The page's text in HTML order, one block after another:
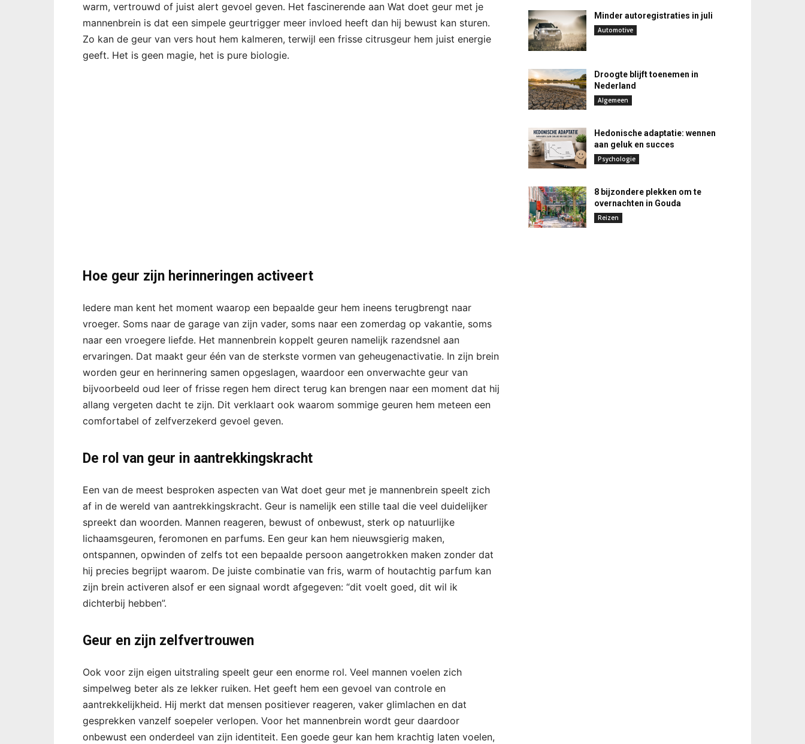
warm, vertrouwd of juist alert gevoel geven. Het fascinerende aan Wat doet geur met je
mannenbrein is dat een simpele geurtrigger meer invloed heeft dan hij bewust kan sturen.
Zo kan de geur van vers hout hem kalmeren, terwijl een frisse citrusgeur hem juist energie
geeft. Het is geen magie, het is pure biologie.
Hoe geur zijn herinneringen activeert
Iedere man kent het moment waarop een bepaalde geur hem ineens terugbrengt naar
vroeger. Soms naar de garage van zijn vader, soms naar een zomerdag op vakantie, soms
naar een vroegere liefde. Het mannenbrein koppelt geuren namelijk razendsnel aan
ervaringen. Dat maakt geur één van de sterkste vormen van geheugenactivatie. In zijn brein
worden geur en herinnering samen opgeslagen, waardoor een onverwachte geur van
bijvoorbeeld oud leer of frisse regen hem direct terug kan brengen naar een moment dat hij
allang vergeten dacht te zijn. Dit verklaart ook waarom sommige geuren hem meteen een
comfortabel of zelfverzekerd gevoel geven.
De rol van geur in aantrekkingskracht
Een van de meest besproken aspecten van Wat doet geur met je mannenbrein speelt zich
af in de wereld van aantrekkingskracht. Geur is namelijk een stille taal die veel duidelijker
spreekt dan woorden. Mannen reageren, bewust of onbewust, sterk op natuurlijke
lichaamsgeuren, feromonen en parfums. Een geur kan hem nieuwsgierig maken,
ontspannen, opwinden of zelfs tot een bepaalde persoon aangetrokken maken zonder dat
hij precies begrijpt waarom. De juiste combinatie van fris, warm of houtachtig parfum kan
zijn brein activeren alsof er een signaal wordt afgegeven: “dit voelt goed, dit wil ik
dichterbij hebben”.
Geur en zijn zelfvertrouwen
Ook voor zijn eigen uitstraling speelt geur een enorme rol. Veel mannen voelen zich
simpelweg beter als ze lekker ruiken. Het geeft hem een gevoel van controle en
aantrekkelijkheid. Hij merkt dat mensen positiever reageren, vaker glimlachen en dat
gesprekken vanzelf soepeler verlopen. Voor het mannenbrein wordt geur daardoor
onbewust een onderdeel van zijn identiteit. Een goede geur kan hem krachtig laten voelen,
Minder autoregistraties in juli
Automotive
Droogte blijft toenemen in
Nederland
Algemeen
Hedonische adaptatie: wennen
aan geluk en succes
Psychologie
8 bijzondere plekken om te
overnachten in Gouda
Reizen